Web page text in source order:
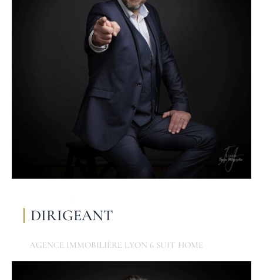
DIRIGEANT
AGENCE IMMOBILIÈRE LYON 6 SUIT HOME